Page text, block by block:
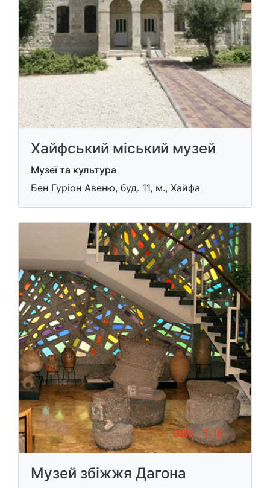
Хайфський міський музей
Музеї та культура
Бен Гуріон Авеню, буд. 11, м., Хайфа
Музей збіжжя Дагона